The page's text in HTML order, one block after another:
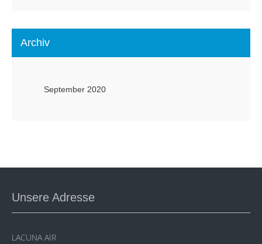
Archiv
September 2020
Unsere Adresse
LACUNA AIR